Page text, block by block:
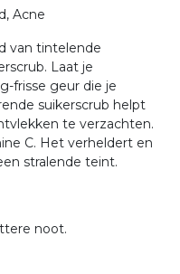
Acne
van tintelende
Laat je
frisse geur die je
suikerscrub helpt
te verzachten.
C. Het verheldert en
stralende teint.
noot.